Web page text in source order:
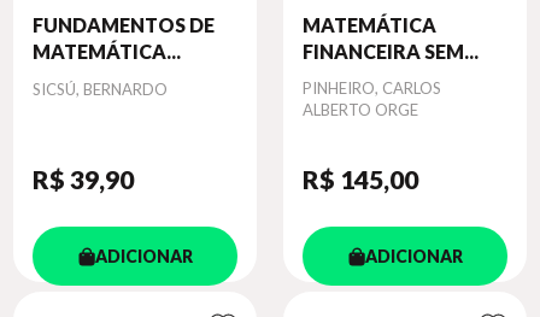
FUNDAMENTOS DE
MATEMÁTICA...
Autor
SICSÚ, BERNARDO
R$ 39,90
ADICIONAR
MATEMÁTICA
FINANCEIRA SEM...
Autor
PINHEIRO, CARLOS
ALBERTO ORGE
R$ 145,00
ADICIONAR